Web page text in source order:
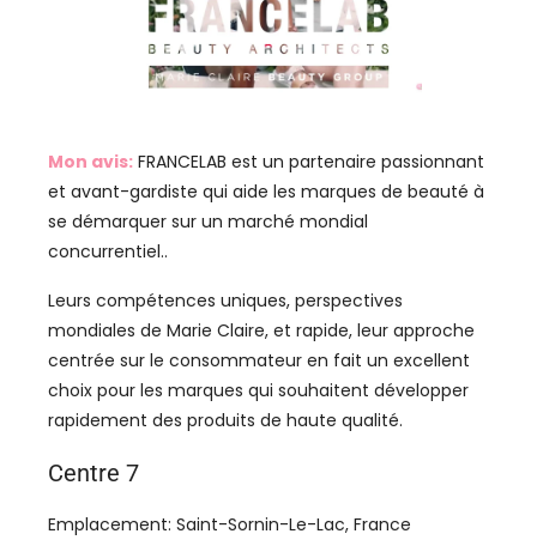
Mon avis: FRANCELAB est un partenaire passionnant
et avant-gardiste qui aide les marques de beauté à
se démarquer sur un marché mondial
concurrentiel..
Leurs compétences uniques, perspectives
mondiales de Marie Claire, et rapide, leur approche
centrée sur le consommateur en fait un excellent
choix pour les marques qui souhaitent développer
rapidement des produits de haute qualité.
Centre 7
Emplacement: Saint-Sornin-Le-Lac, France